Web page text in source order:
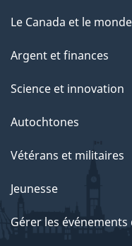
Le Canada et le monde
Argent et finances
Science et innovation
Autochtones
Vétérans et militaires
Jeunesse
Gérer les événements